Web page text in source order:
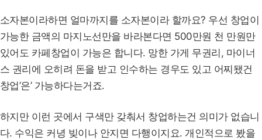
소자본이라하면 얼마까지를 소자본이라 할까요? 우선 창업이
가능한 금액의 마지노선만을 바라본다면 500만원 천 만원만
있어도 카페창업이 가능은 합니다. 망한 가게 무권리, 마이너
스 권리에 오히려 돈을 받고 인수하는 경우도 있고 어찌됐건
창업’은’ 가능하다는거죠.
하지만 이런 곳에서 구색만 갖춰서 창업하는건 의미가 없습니
다. 수익은 커녕 빚이나 안지면 다행이지요. 개인적으로 봤을